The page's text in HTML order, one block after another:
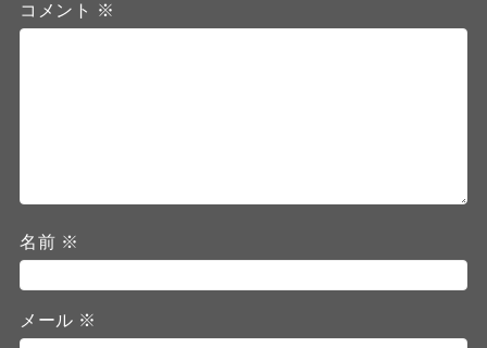
コメント ※
名前 ※
メール ※